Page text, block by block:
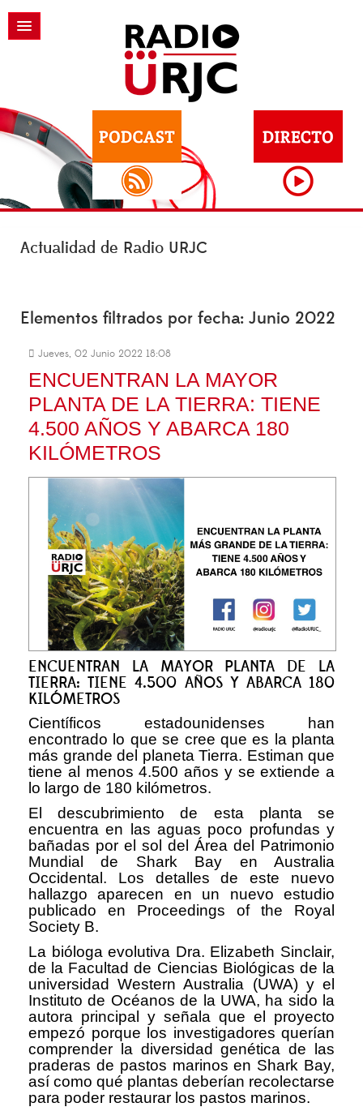
Actualidad de Radio URJC
Elementos filtrados por fecha: Junio 2022
Jueves, 02 Junio 2022 18:08
ENCUENTRAN LA MAYOR
PLANTA DE LA TIERRA: TIENE
4.500 AÑOS Y ABARCA 180
KILÓMETROS
ENCUENTRAN LA MAYOR PLANTA DE LA
TIERRA: TIENE 4.500 AÑOS Y ABARCA 180
KILÓMETROS
Científicos estadounidenses han
encontrado lo que se cree que es la planta
más grande del planeta Tierra. Estiman que
tiene al menos 4.500 años y se extiende a
lo largo de 180 kilómetros.
El descubrimiento de esta planta se
encuentra en las aguas poco profundas y
bañadas por el sol del Área del Patrimonio
Mundial de Shark Bay en Australia
Occidental. Los detalles de este nuevo
hallazgo aparecen en un nuevo estudio
publicado en Proceedings of the Royal
Society B.
La bióloga evolutiva Dra. Elizabeth Sinclair,
de la Facultad de Ciencias Biológicas de la
universidad Western Australia (UWA) y el
Instituto de Océanos de la UWA, ha sido la
autora principal y señala que el proyecto
empezó porque los investigadores querían
comprender la diversidad genética de las
praderas de pastos marinos en Shark Bay,
así como qué plantas deberían recolectarse
para poder restaurar los pastos marinos.